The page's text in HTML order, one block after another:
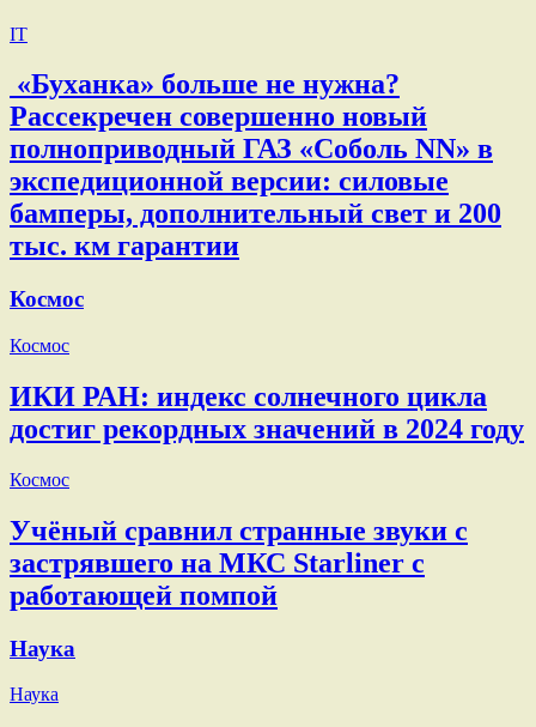
IT
«Буханка» больше не нужна?
Рассекречен совершенно новый
полноприводный ГАЗ «Соболь NN» в
экспедиционной версии: силовые
бамперы, дополнительный свет и 200
тыс. км гарантии
Космос
Космос
ИКИ РАН: индекс солнечного цикла
достиг рекордных значений в 2024 году
Космос
Учёный сравнил странные звуки с
застрявшего на МКС Starliner с
работающей помпой
Наука
Наука